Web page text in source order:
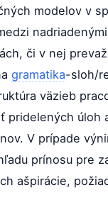
modelov v
či v nej
gramatika-sloh/
väzieb
úloh
V prípade
prínosu pre
ašpirácie,